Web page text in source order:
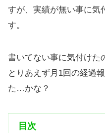
すが、実績が無い事に気
す。
書いてない事に気付けた
とりあえず月1回の経過
た…かな？
目次